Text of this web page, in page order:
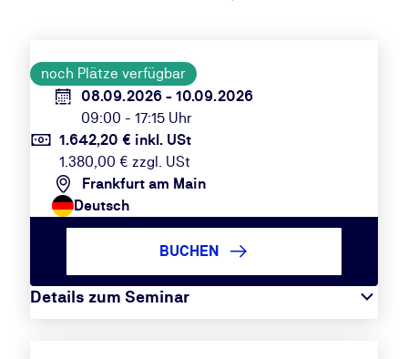
noch Plätze verfügbar
08.09.2026 - 10.09.2026
09:00 - 17:15 Uhr
1.642,20 € inkl. USt
1.380,00 € zzgl. USt
Frankfurt am Main
Deutsch
Details zum Seminar
BUCHEN